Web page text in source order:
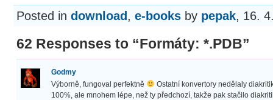
Posted in download , e-books by pepak, 16.
62 Responses to “Formáty: *.PDB”
Godmy
Výborně, fungoval perfektně
Ostatní konvertory nedělaly
100%, ale mnohem lépe, než ty předchozí, takže pak stačilo